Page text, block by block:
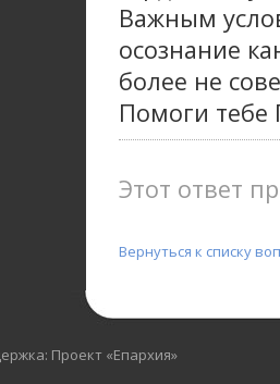
Важным
осознание
более не
Помоги тебе
Этот ответ
Вернуться к списку
Проект «Епархия»